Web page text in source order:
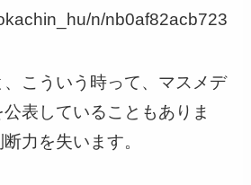
n/nb0af82acb723
こういう時って、マスメデ
表していることもありま
力を失います。